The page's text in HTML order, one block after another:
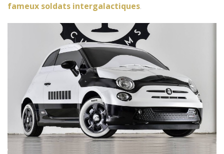
fameux soldats intergalactiques.